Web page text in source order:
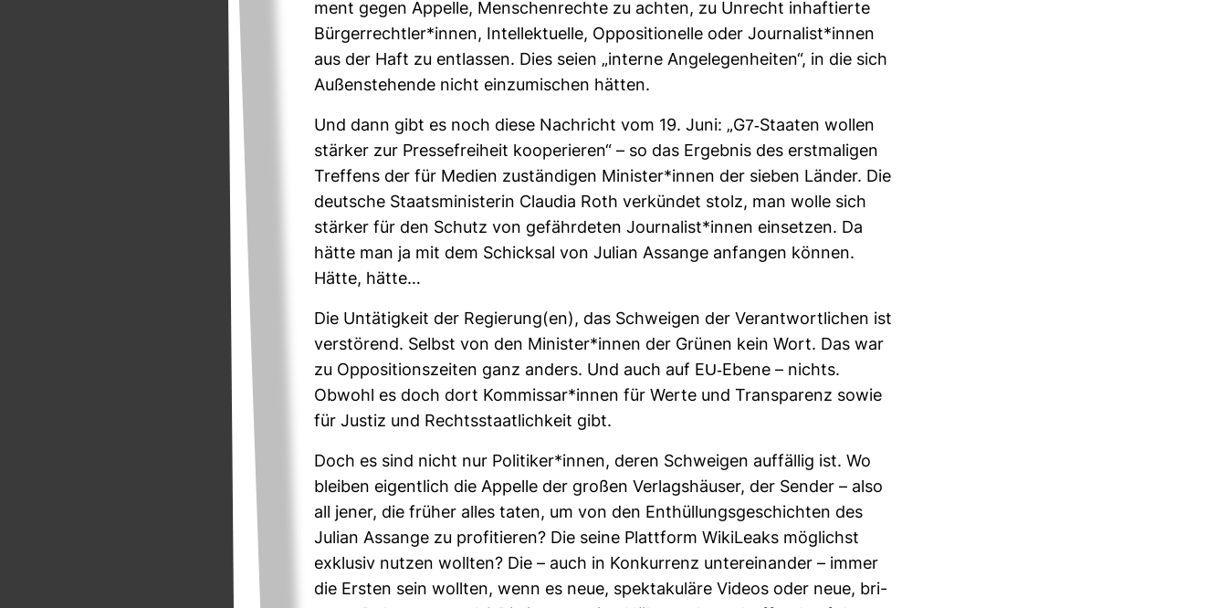
ment gegen Appelle, Men­schen­rechte zu achten, zu Unrecht inhaf­tierte
Bür­ger­rechtler*innen, Intel­lek­tu­elle, Oppo­si­tio­nelle oder Jour­na­list*innen
aus der Haft zu ent­lassen. Dies seien „interne Ange­le­gen­heiten“, in die sich
Außen­ste­hende nicht ein­zu­mi­schen hätten.
Und dann gibt es noch diese Nach­richt vom 19. Juni: „G7-​Staaten wollen
stärker zur Pres­se­frei­heit koope­rieren“ – so das Ergebnis des erst­ma­ligen
Tref­fens der für Medien zustän­digen Minister*innen der sieben Länder. Die
deut­sche Staats­mi­nis­terin Claudia Roth ver­kündet stolz, man wolle sich
stärker für den Schutz von gefähr­deten Jour­na­list*innen ein­setzen. Da
hätte man ja mit dem Schicksal von Julian Assange anfangen können.
Hätte, hätte…
Die Untä­tig­keit der Regie­rung(en), das Schweigen der Ver­ant­wort­li­chen ist
ver­stö­rend. Selbst von den Minister*innen der Grünen kein Wort. Das war
zu Oppo­si­ti­ons­zeiten ganz anders. Und auch auf EU-​Ebene – nichts.
Obwohl es doch dort Kom­missar*innen für Werte und Trans­pa­renz sowie
für Justiz und Rechts­staat­lich­keit gibt.
Doch es sind nicht nur Poli­tiker*innen, deren Schweigen auf­fällig ist. Wo
bleiben eigent­lich die Appelle der großen Ver­lags­häuser, der Sender – also
all jener, die früher alles taten, um von den Ent­hül­lungs­ge­schichten des
Julian Assange zu pro­fi­tieren? Die seine Platt­form Wiki­Leaks mög­lichst
exklusiv nutzen wollten? Die – auch in Kon­kur­renz unter­ein­ander – immer
die Ersten sein wollten, wenn es neue, spek­ta­ku­läre Videos oder neue, bri­